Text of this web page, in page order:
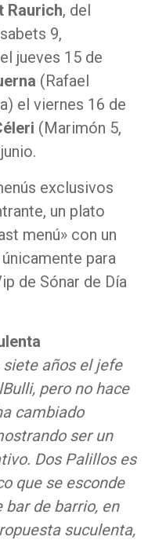
Raurich, del
9,
jueves 15 de
(Rafael
el viernes 16 de
(Marimón 5,
exclusivos
un plato
menú» con un
para
de Sónar de Día
años el jefe
pero no hace
cambiado
ser un
Dos Palillos es
que se esconde
bar de barrio, en
suculenta,